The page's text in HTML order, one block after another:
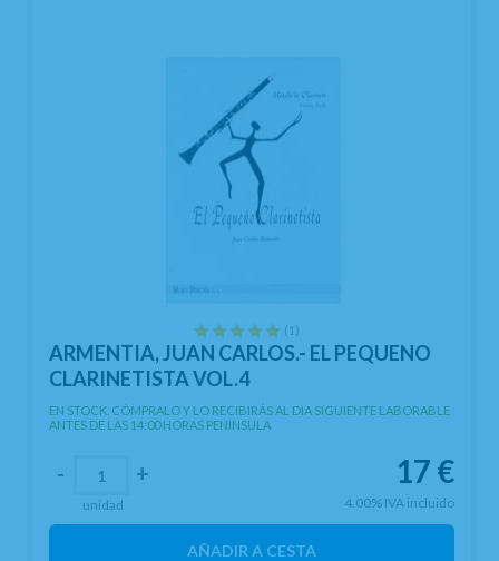
(1)
ARMENTIA, JUAN CARLOS.- EL PEQUENO
CLARINETISTA VOL.4
EN STOCK. CÓMPRALO Y LO RECIBIRÁS AL DIA SIGUIENTE LABORABLE
ANTES DE LAS 14:00 HORAS PENINSULA
17 €
4.00% IVA incluido
- +
unidad
AÑADIR A CESTA